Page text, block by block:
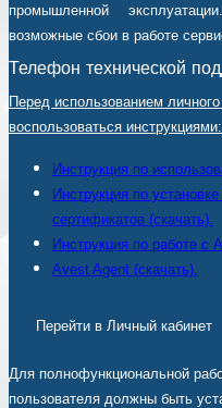
промышленной
возможные сбои в работе
Телефон технической
Перед использованием
воспользоваться инструкциями:
Инструкция по
Инструкция по
сертификатов (скачать).
Инструкция по работе с
Avest Agent (скачать).
Перейти в Личный кабинет
Для полнофункциональной
пользователя должны быть